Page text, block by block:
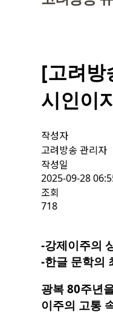
[고려방
시인이
작성자
고려방송 관리자
작성일
2025-09-28
조회
718
-강제이주의
-한글 문학의
광복 80주년
이주의 고통